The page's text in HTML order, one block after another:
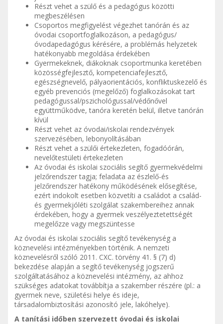
Részt vehet a szülő és a pedagógus közötti
megbeszélésen
Csoportos megfigyelést végezhet tanórán és az
óvodai csoportfoglalkozáson, a pedagógus/
óvodapedagógus kérésére, a problémás helyzetek
hatékonyabb megoldása érdekében
Gyermekeknek, diákoknak csoportmunka keretében
közösségfejlesztő, kompetenciafejlesztő,
egészségnevelő, pályaorientációs, konfliktuskezelő és
egyéb prevenciós (megelőző) foglalkozásokat tart
pedagógussal/pszichológussal/védőnővel
együttműködve, tanóra keretén belül, illetve tanórán
kívül
Részt vehet az óvodai/iskolai rendezvények
szervezésében, lebonyolításában
Részt vehet a szülői értekezleten, fogadóórán,
nevelőtestületi értekezleten
Az óvodai és iskolai szociális segítő gyermekvédelmi
jelzőrendszer tagja; feladata az észlelő-és
jelzőrendszer hatékony működésének elősegítése,
ezért indokolt esetben közvetíti a családot a család-
és gyermekjóléti szolgálat szakembereihez annak
érdekében, hogy a gyermek veszélyeztetettségét
megelőzze vagy megszüntesse
Az óvodai és iskolai szociális segítő tevékenység a
köznevelési intézményekben történik. A nemzeti
köznevelésről szóló 2011. CXC. törvény 41. § (7) d)
bekezdése alapján a segítő tevékenység jogszerű
szolgáltatásához a köznevelési intézmény, az ahhoz
szükséges adatokat továbbítja a szakember részére (pl.: a
gyermek neve, születési helye és ideje,
társadalombiztosítási azonosító jele, lakóhelye).
A tanítási időben szervezett óvodai és iskolai